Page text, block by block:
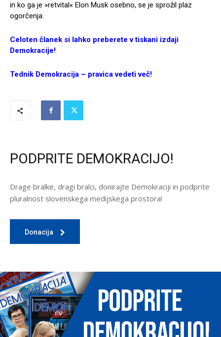
in ko ga je »retvital« Elon Musk osebno, se je sprožil plaz
ogorčenja.
Celoten članek si lahko preberete v tiskani izdaji
Demokracije!
Tednik Demokracija – pravica vedeti več!
PODPRITE DEMOKRACIJO!
Drage bralke, dragi bralci, donirajte Demokraciji in podprite
pluralnost slovenskega medijskega prostora!
Donacija